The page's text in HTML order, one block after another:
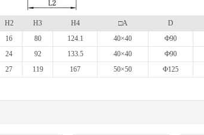
H2 H3 H4 □A D
16 80 124.1 40×40 Ф90
24 92 133.5 40×40 Ф90
27 119 167 50×50 Ф125